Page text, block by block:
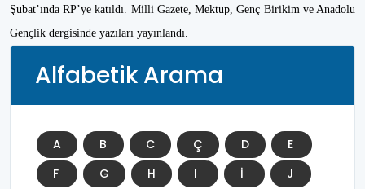
Şubat’ında RP’ye katıldı. Milli Gazete, Mektup, Genç Birikim ve Anadolu
Gençlik dergisinde yazıları yayınlandı.
Alfabetik Arama
A B C Ç D
E
F
G H I İ
J